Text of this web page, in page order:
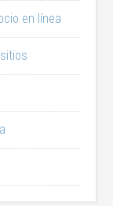
en línea